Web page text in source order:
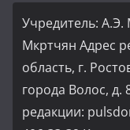
Учредитель: А.Э.
Мкртчян Адрес
область, г.
города Волос, д.
редакции: